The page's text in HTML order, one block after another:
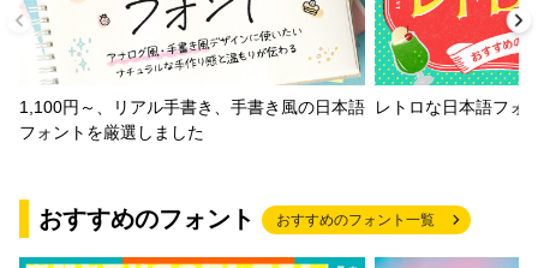
1,100円～、リアル手書き、手書き風の日本語
フォントを厳選しました
レトロな日本語フォ
おすすめのフォント おすすめのフォント一覧